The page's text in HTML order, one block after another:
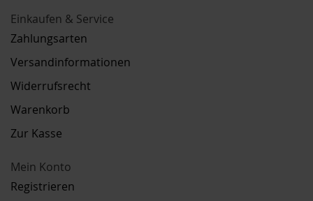
Einkaufen & Service
Zahlungsarten
Versandinformationen
Widerrufsrecht
Warenkorb
Zur Kasse
Mein Konto
Registrieren